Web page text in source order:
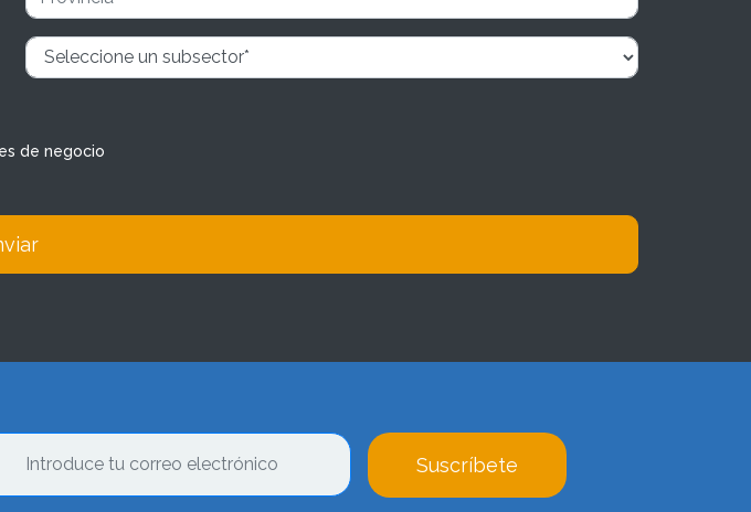
de negocio
Suscríbete